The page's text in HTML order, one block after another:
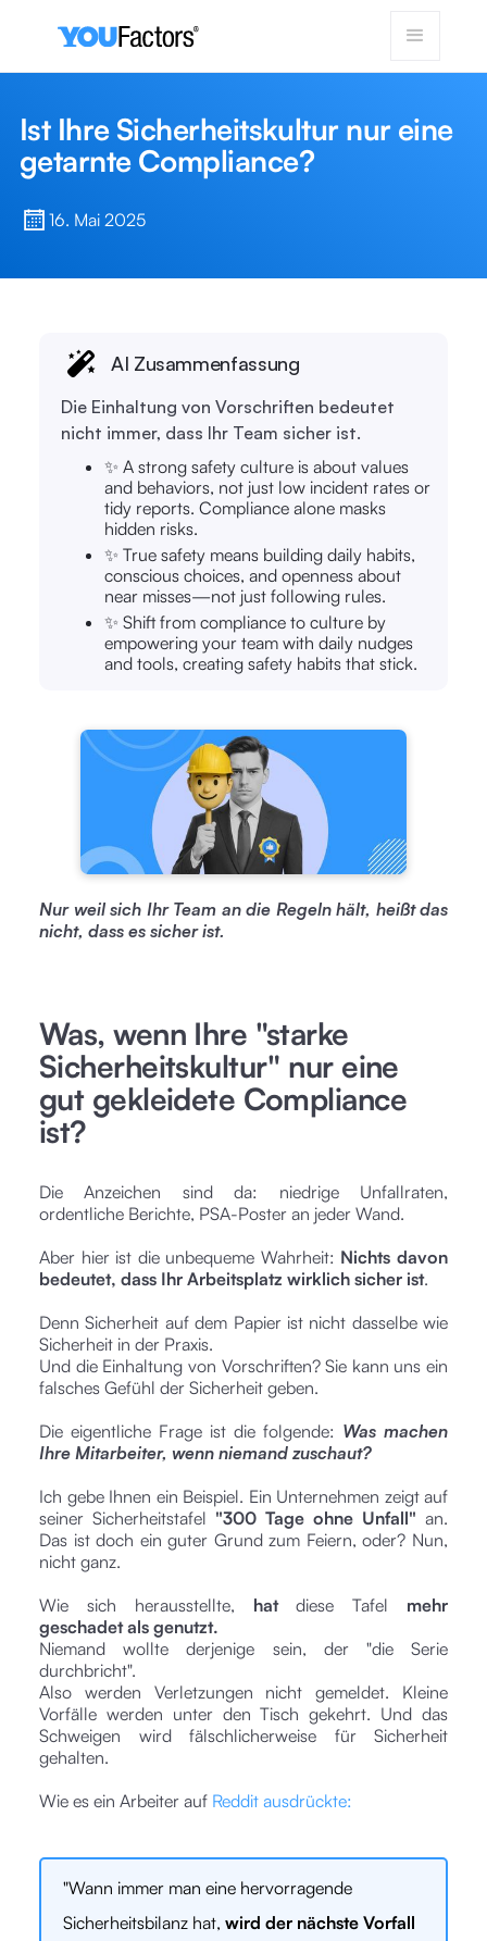
Ist Ihre Sicherheitskultur nur eine
getarnte Compliance?
16. Mai 2025
AI Zusammenfassung
Die Einhaltung von Vorschriften bedeutet
nicht immer, dass Ihr Team sicher ist.
✨ A strong safety culture is about values
and behaviors, not just low incident rates or
tidy reports. Compliance alone masks
hidden risks.
✨ True safety means building daily habits,
conscious choices, and openness about
near misses—not just following rules.
✨ Shift from compliance to culture by
empowering your team with daily nudges
and tools, creating safety habits that stick.
Nur weil sich Ihr Team an die Regeln hält, heißt das
nicht, dass es sicher ist.
Was, wenn Ihre "starke
Sicherheitskultur" nur eine
gut gekleidete Compliance
ist?
Die Anzeichen sind da: niedrige Unfallraten,
ordentliche Berichte, PSA-Poster an jeder Wand.
Aber hier ist die unbequeme Wahrheit: Nichts davon
bedeutet, dass Ihr Arbeitsplatz wirklich sicher ist.
Denn Sicherheit auf dem Papier ist nicht dasselbe wie
Sicherheit in der Praxis.
Und die Einhaltung von Vorschriften? Sie kann uns ein
falsches Gefühl der Sicherheit geben.
Die eigentliche Frage ist die folgende: Was machen
Ihre Mitarbeiter, wenn niemand zuschaut?
Ich gebe Ihnen ein Beispiel. Ein Unternehmen zeigt auf
seiner Sicherheitstafel "300 Tage ohne Unfall" an.
Das ist doch ein guter Grund zum Feiern, oder? Nun,
nicht ganz.
Wie sich herausstellte, hatdiese Tafel mehr
geschadet als genutzt.
Niemand wollte derjenige sein, der "die Serie
durchbricht".
Also werden Verletzungen nicht gemeldet. Kleine
Vorfälle werden unter den Tisch gekehrt. Und das
Schweigen wird fälschlicherweise für Sicherheit
gehalten.
Wie es ein Arbeiter auf Reddit ausdrückte:
"Wann immer man eine hervorragende
Sicherheitsbilanz hat, wird der nächste Vorfall